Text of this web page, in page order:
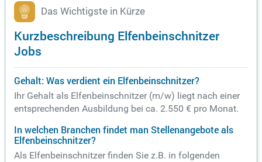
Das Wichtigste in Kürze
Kurzbeschreibung Elfenbeinschnitzer
Jobs
Gehalt: Was verdient ein Elfenbeinschnitzer?
Ihr Gehalt als Elfenbeinschnitzer (m/w) liegt nach einer
entsprechenden Ausbildung bei ca. 2.550 € pro Monat.
In welchen Branchen findet man Stellenangebote als
Elfenbeinschnitzer?
Als Elfenbeinschnitzer finden Sie z.B. in folgenden